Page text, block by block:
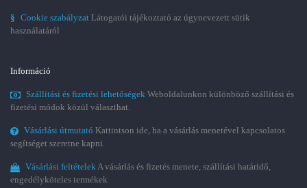
§ Cookie szabályzat Látogatói tájékoztató az úgynevezett sütik
használatáról
Információ
Szállítási és fizetési lehetőségek Weboldalunkon különböző szállítási és
fizetési módok közül választhat.
Vásárlási útmutató Kattintson ide, ha a vásárlás menetével kapcsolatos
segítséget szeretne kapni.
Vásárlási feltételek A vásárlás és fizetés menete, szállítási határidő,
engedélyköteles termékek